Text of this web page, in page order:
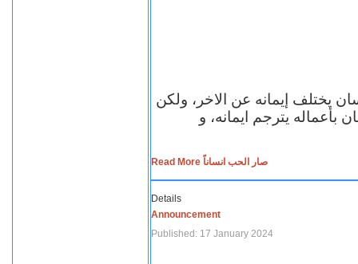
يختلف إيمانه عن الاخر، ولكن
بأعماله يترجم ايمانه، و
Read More صار الحب انساناً
Details
Announcement
Published: 17 January 2024